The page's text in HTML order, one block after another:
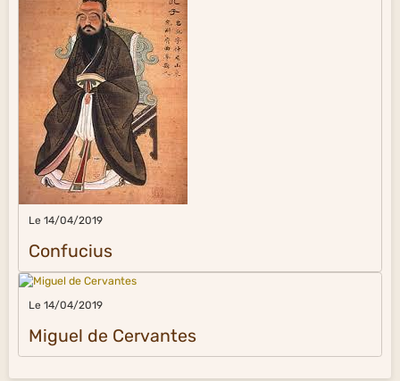
Le 14/04/2019
Confucius
Le 14/04/2019
Miguel de Cervantes